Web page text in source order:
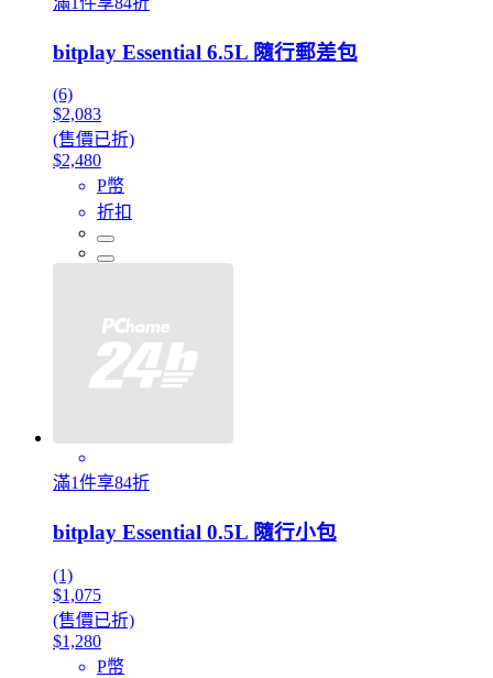
bitplay Essential 6.5L 隨行郵差包
(6)
$2,083
(售價已折)
$2,480
P幣
折扣
滿1件享84折
bitplay Essential 0.5L 隨行小包
(1)
$1,075
(售價已折)
$1,280
P幣